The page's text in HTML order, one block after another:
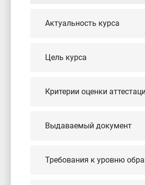
Актуальность курса
Цель курса
Критерии оценки
Выдаваемый документ
Требования к уровню